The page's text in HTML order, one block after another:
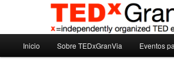
principalTEDxGranVia
Madrid – España – Spain
Inicio Sobre TEDxGranVia Eventos